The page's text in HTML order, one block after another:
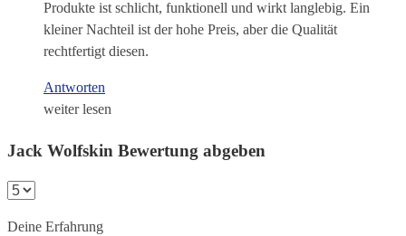
Produkte ist schlicht, funktionell und wirkt langlebig. Ein
kleiner Nachteil ist der hohe Preis, aber die Qualität
rechtfertigt diesen.
Antworten
weiter lesen
Jack Wolfskin Bewertung abgeben
Deine Erfahrung